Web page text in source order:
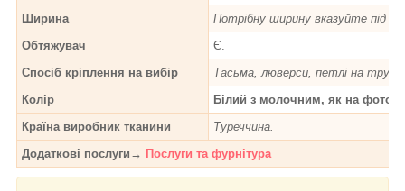
Ширина
Потрібну ширину вказуйте під
Обтяжувач
Є.
Спосіб кріплення на вибір
Тасьма, люверси, петлі на
Колір
Білий з молочним, як на фото.
Країна виробник тканини
Туреччина.
Додаткові послуги→ Послуги та фурнітура